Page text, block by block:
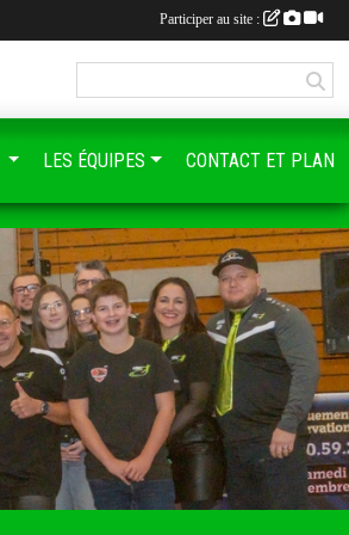
LES ÉQUIPES CONTACT ET PLAN
Participer au site :